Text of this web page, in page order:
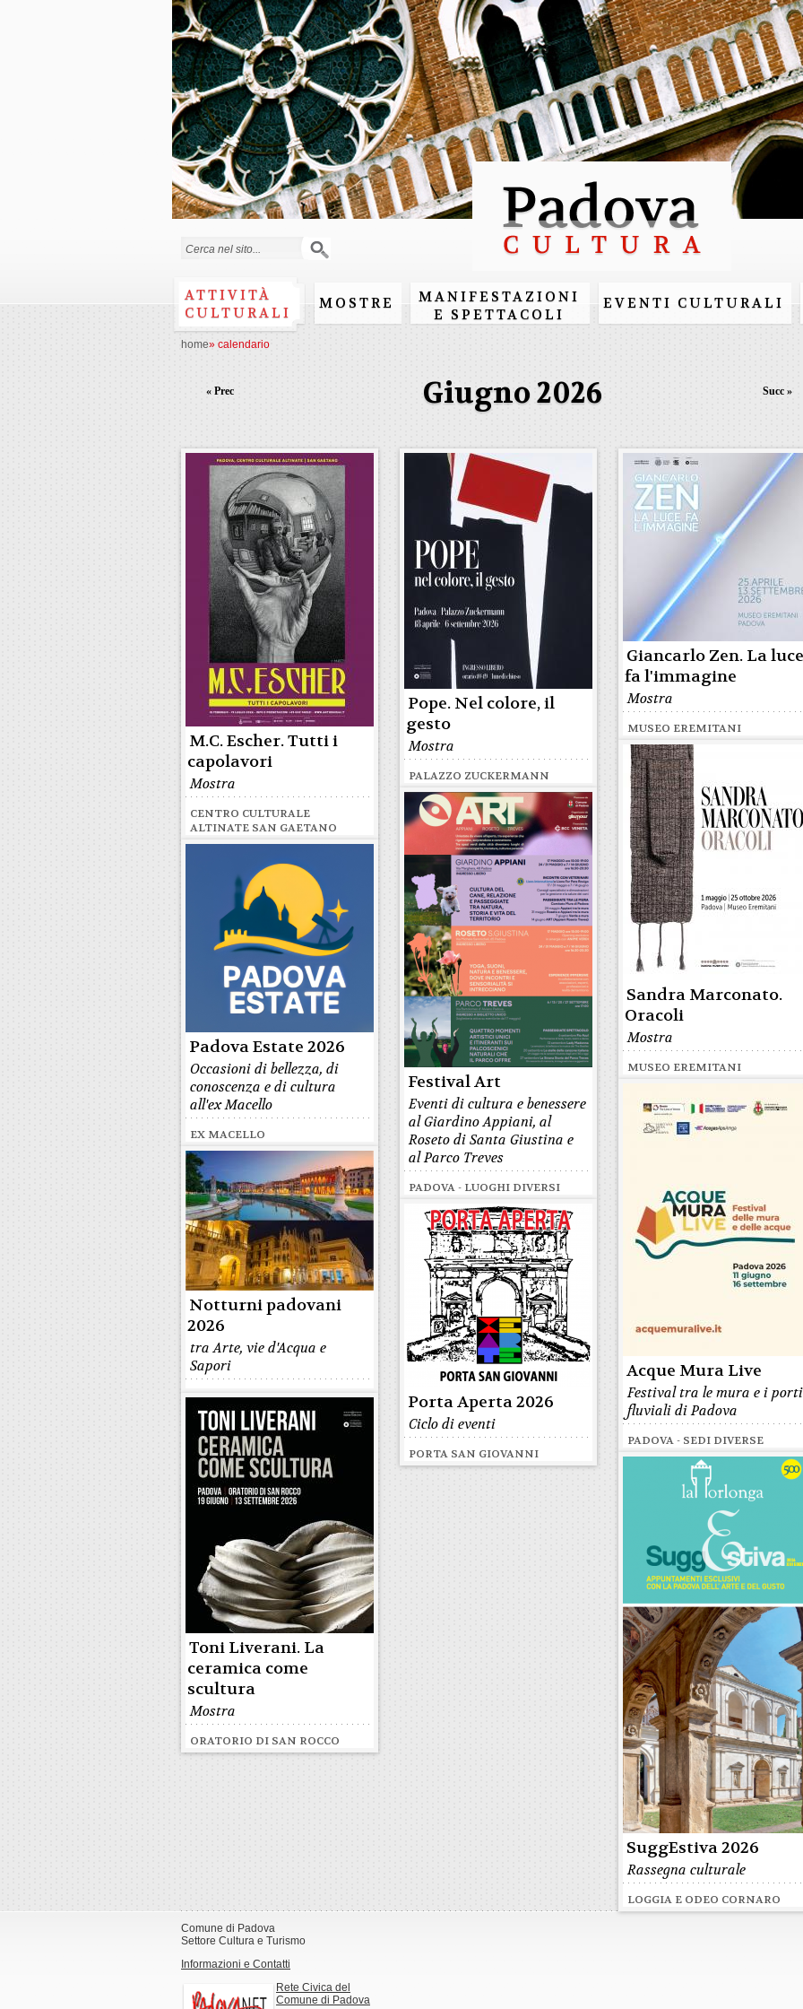
Salta al
contenuto
principale
Form di ricerca
ATTIVITÀ
CULTURALI
MOSTRE
MANIFESTAZIONI
E SPETTACOLI
EVENTI CULTURALI
home» calendario
Giugno 2026
« Prec Succ »
M.C. Escher. Tutti i
capolavori
Mostra
CENTRO CULTURALE
ALTINATE SAN GAETANO
Pope. Nel colore, il
gesto
Mostra
PALAZZO ZUCKERMANN
Giancarlo Zen. La
fa l'immagine
Mostra
MUSEO EREMITANI
Sandra Marconato.
Oracoli
Mostra
MUSEO EREMITANI
Festival Art
Eventi di cultura e benessere
al Giardino Appiani, al
Roseto di Santa Giustina e
al Parco Treves
PADOVA - LUOGHI DIVERSI
Padova Estate 2026
Occasioni di bellezza, di
conoscenza e di cultura
all'ex Macello
EX MACELLO
Acque Mura Live
Festival tra le mura e i porti
fluviali di Padova
PADOVA - SEDI DIVERSE
Notturni padovani
2026
tra Arte, vie d'Acqua e
Sapori
Porta Aperta 2026
Ciclo di eventi
PORTA SAN GIOVANNI
Toni Liverani. La
ceramica come
scultura
Mostra
ORATORIO DI SAN ROCCO
SuggEstiva 2026
Rassegna culturale
LOGGIA E ODEO CORNARO
Comune di Padova
Settore Cultura e Turismo
Informazioni e Contatti
Rete Civica del
Comune di Padova